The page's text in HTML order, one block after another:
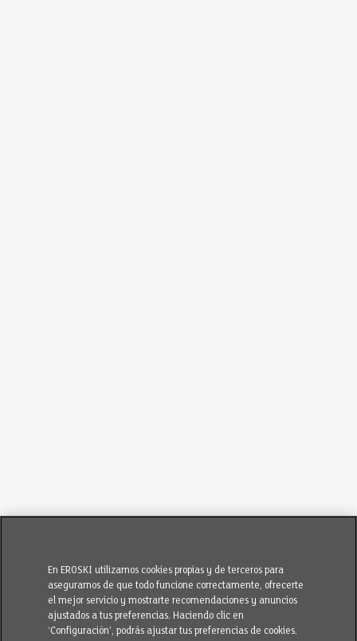
En EROSKI utilizamos cookies propias y de terceros para
asegurarnos de que todo funcione correctamente, ofrecerte
el mejor servicio y mostrarte recomendaciones y anuncios
ajustados a tus preferencias. Haciendo clic en
‘Configuración’, podrás ajustar tus preferencias de cookies.